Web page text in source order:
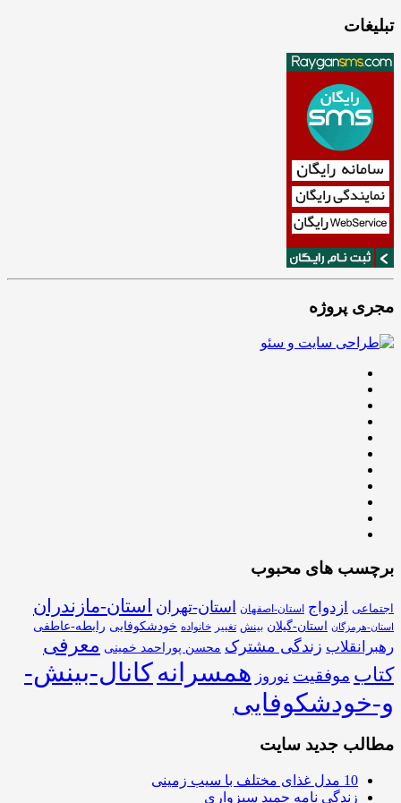
تبلیغات
مجری پروژه
برچسب های محبوب
اجتماعی ازدواج استان-اصفهان استان-تهران استان-مازندران
استان-هرمزگان استان-گیلان بینش تغییر خانواده خودشکوفایی رابطه-عاطفی
رهبرانقلاب زندگی مشترک محسن پوراحمد خمینی معرفی
کتاب موفقیت نوروز همسرانهکانال-بینش-
و-خودشکوفایی
مطالب جدید سایت
10 مدل غذای مختلف با سیب زمینی
زندگی نامه حمید سبزواری